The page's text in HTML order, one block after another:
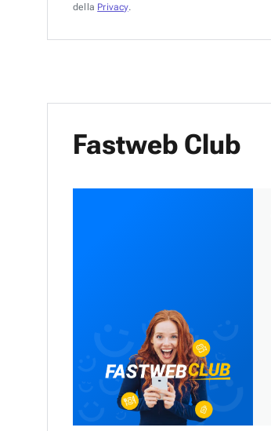
della Privacy.
Fastweb Club